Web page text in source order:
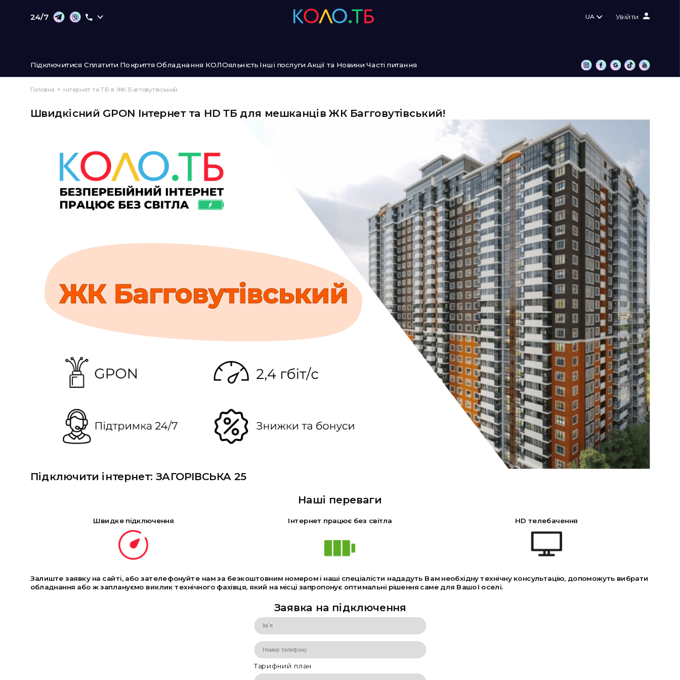
24/7 UA Увійти
Підключитися Сплатити Покриття Обладнання КОЛОяльність Інші послуги Акції та Новини Часті питання
Головна Інтернет та ТБ в ЖК Багговутівський
Швидкісний GPON Інтернет та HD ТБ для мешканців ЖК Багговутівський!
Підключити інтернет: ЗАГОРІВСЬКА 25
Наші переваги
Швидке підключення Інтернет працює без світла HD телебачення
Залиште заявку на сайті, або зателефонуйте нам за безкоштовним номером і наші спеціалісти нададуть Вам необхідну технічну консультацію, допоможуть вибрати
обладнання або ж заплануємо виклик технічного фахівця, який на місці запропонує оптимальні рішення саме для Вашої оселі.
Заявка на підключення
Тарифний план